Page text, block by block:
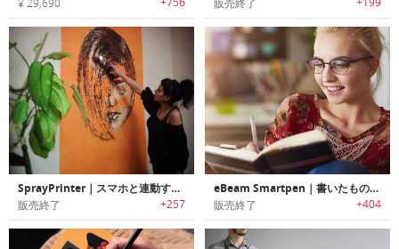
SprayPrinter｜スマホと連動するウォールペインター「スプレイプリンター」
販売終了 +257
eBeam Smartpen｜書いたものをリアルタイムでシェア・保存・オーガナイズ可能なスマートペン「イービーム」
販売終了 +404